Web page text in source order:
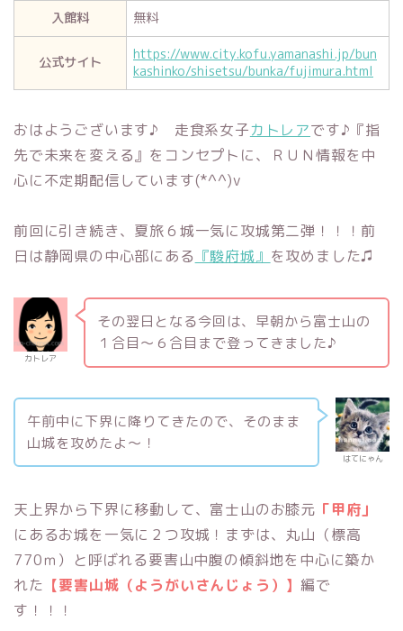
入館料
無料
公式サイト
https://www.city.kofu.yamanashi.jp/bun
kashinko/shisetsu/bunka/fujimura.html
おはようございます♪ 走食系女子カトレアです♪『指
先で未来を変える』をコンセプトに、ＲＵＮ情報を中
心に不定期配信しています(*^^)v
前回に引き続き、夏旅６城一気に攻城第二弾！！！前
日は静岡県の中心部にある 『駿府城』 を攻めました♫
カトレア
その翌日となる今回は、早朝から富士山の
１合目〜６合目まで登ってきました♪
はてにゃん
午前中に下界に降りてきたので、そのまま
山城を攻めたよ〜！
天上界から下界に移動して、富士山のお膝元 「甲府」
にあるお城を一気に２つ攻城！まずは、丸山（標高
770ｍ）と呼ばれる要害山中腹の傾斜地を中心に築か
れた 【要害山城（ようがいさんじょう）】編で
す！！！